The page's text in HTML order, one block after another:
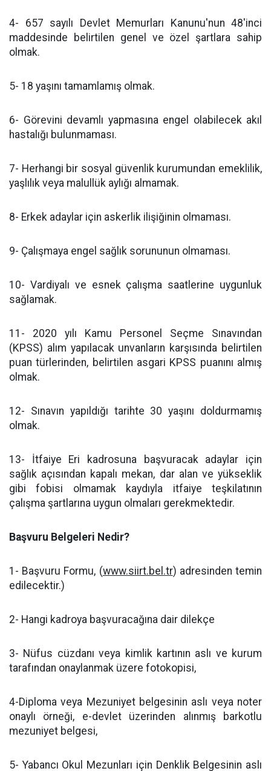
4- 657 sayılı Devlet Memurları Kanunu'nun 48'inci
maddesinde belirtilen genel ve özel şartlara sahip
olmak.
5- 18 yaşını tamamlamış olmak.
6- Görevini devamlı yapmasına engel olabilecek akıl
hastalığı bulunmaması.
7- Herhangi bir sosyal güvenlik kurumundan emeklilik,
yaşlılık veya malullük aylığı almamak.
8- Erkek adaylar için askerlik ilişiğinin olmaması.
9- Çalışmaya engel sağlık sorununun olmaması.
10- Vardiyalı ve esnek çalışma saatlerine uygunluk
sağlamak.
11- 2020 yılı Kamu Personel Seçme Sınavından
(KPSS) alım yapılacak unvanların karşısında belirtilen
puan türlerinden, belirtilen asgari KPSS puanını almış
olmak.
12- Sınavın yapıldığı tarihte 30 yaşını doldurmamış
olmak.
13- İtfaiye Eri kadrosuna başvuracak adaylar için
sağlık açısından kapalı mekan, dar alan ve yükseklik
gibi fobisi olmamak kaydıyla itfaiye teşkilatının
çalışma şartlarına uygun olmaları gerekmektedir.
Başvuru Belgeleri Nedir?
1- Başvuru Formu, (www.siirt.bel.tr) adresinden temin
edilecektir.)
2- Hangi kadroya başvuracağına dair dilekçe
3- Nüfus cüzdanı veya kimlik kartının aslı ve kurum
tarafından onaylanmak üzere fotokopisi,
4-Diploma veya Mezuniyet belgesinin aslı veya noter
onaylı örneği, e-devlet üzerinden alınmış barkotlu
mezuniyet belgesi,
5- Yabancı Okul Mezunları için Denklik Belgesinin aslı